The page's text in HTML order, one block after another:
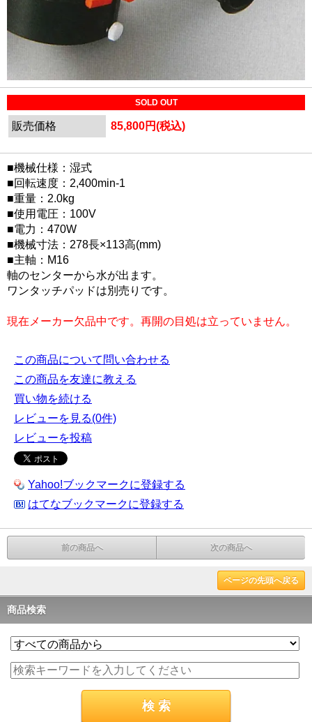
SOLD OUT
販売価格 85,800円(税込)
■機械仕様：湿式
■回転速度：2,400min-1
■重量：2.0kg
■使用電圧：100V
■電力：470W
■機械寸法：278長×113高(mm)
■主軸：M16
軸のセンターから水が出ます。
ワンタッチパッドは別売りです。
現在メーカー欠品中です。再開の目処は立っていません。
この商品について問い合わせる
この商品を友達に教える
買い物を続ける
レビューを見る(0件)
レビューを投稿
Yahoo!ブックマークに登録する
はてなブックマークに登録する
前の商品へ 次の商品へ
ページの先頭へ戻る
商品検索